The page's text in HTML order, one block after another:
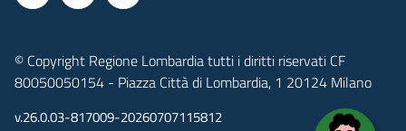
© Copyright Regione Lombardia tutti i diritti riservati CF
80050050154 - Piazza Città di Lombardia, 1 20124 Milano
v.26.0.03-817009-20260707115812